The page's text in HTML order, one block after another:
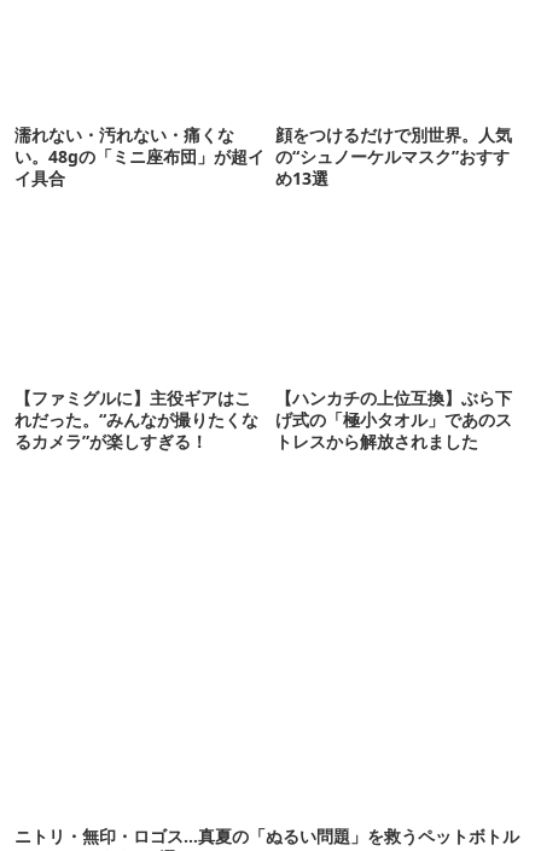
濡れない・汚れない・痛くな
い。48gの「ミニ座布団」が超イ
イ具合
顔をつけるだけで別世界。人気
の“シュノーケルマスク”おすす
め13選
【ファミグルに】主役ギアはこ
れだった。“みんなが撮りたくな
るカメラ”が楽しすぎる！
【ハンカチの上位互換】ぶら下
げ式の「極小タオル」であのス
トレスから解放されました
ニトリ・無印・ロゴス…真夏の「ぬるい問題」を救うペットボトル